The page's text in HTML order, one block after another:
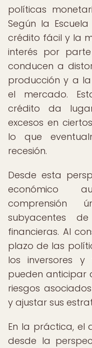
políticas
Según la
crédito fácil y la
interés por
conducen a
producción y a
el mercado.
crédito da
excesos en
lo que
recesión.
Desde esta
económico
subyacentes
financieras. Al
plazo de las
los inversores y
pueden anticipar
riesgos
y ajustar sus
En la práctica, el
desde la